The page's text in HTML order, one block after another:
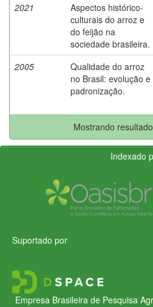
2021
Aspectos histórico-
culturais do arroz e
do feijão na
sociedade brasileira.
2005
Qualidade do arroz
no Brasil: evolução e
padronização.
Mostrando
Indexado
Suportado por
Empresa Brasileira de Pesquisa